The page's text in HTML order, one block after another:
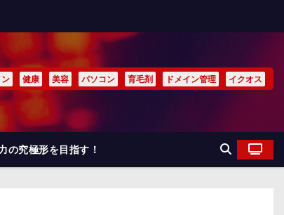
健康 美容 パソコン 育毛剤 ドメイン管理 イクオス
の究極形を目指す！